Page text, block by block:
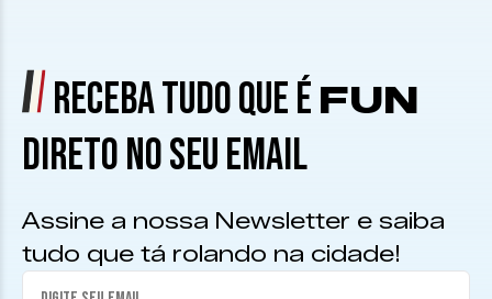
RECEBA TUDO QUE É FUN
DIRETO NO SEU EMAIL
Assine a nossa Newsletter e saiba
tudo que tá rolando na cidade!